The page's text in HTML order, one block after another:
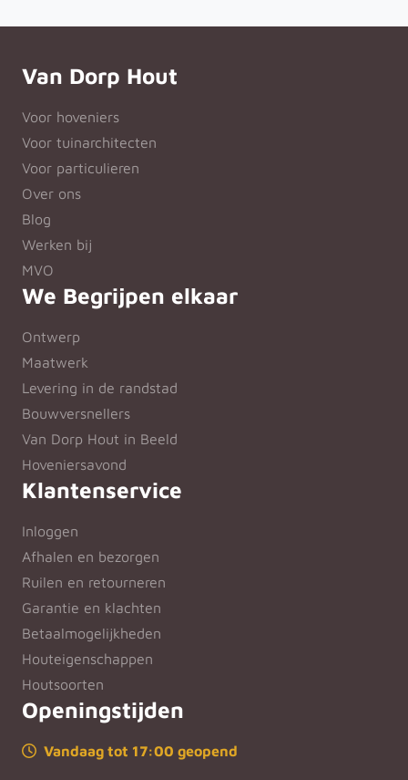
Van Dorp Hout
Voor hoveniers
Voor tuinarchitecten
Voor particulieren
Over ons
Blog
Werken bij
MVO
We Begrijpen elkaar
Ontwerp
Maatwerk
Levering in de randstad
Bouwversnellers
Van Dorp Hout in Beeld
Hoveniersavond
Klantenservice
Inloggen
Afhalen en bezorgen
Ruilen en retourneren
Garantie en klachten
Betaalmogelijkheden
Houteigenschappen
Houtsoorten
Openingstijden
Vandaag tot 17:00 geopend